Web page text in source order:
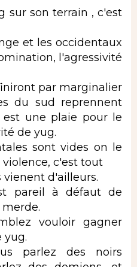
sur son terrain , c'est
et les occidentaux
l'agressivité
par marginalier
du sud reprennent
est une plaie pour le
de yug.
sont vides on le
c'est tout
d'ailleurs.
pareil à défaut de
vouloir gagner
yug.
parlez des noirs